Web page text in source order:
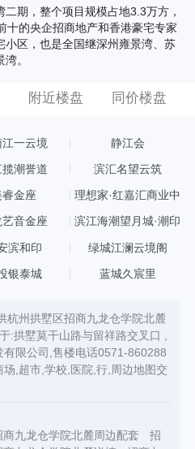
期，整个项目规模占地3.3万方，
十的央企招商地产和香港豪宅专家
小区，也是全国继深州雍景湾、苏
。
附近楼盘 同价楼盘
一云境 静江会
潮誉道 滨汇名望云筑
睿金座
理想家·红嘉汇商业中
艺音金座 滨江海潮望月城·潮印
滨和印 绿城江澜云境阁
银泰城 蓝城久宸里
杭州拱墅区招商九龙仓学院北麓
:拱墅莫干山路与留祥路交叉口 ,
限公司,售楼电话0571-860288
,超市,学校,医院,行,周边地图交
商九龙仓学院北麓周边配套
招